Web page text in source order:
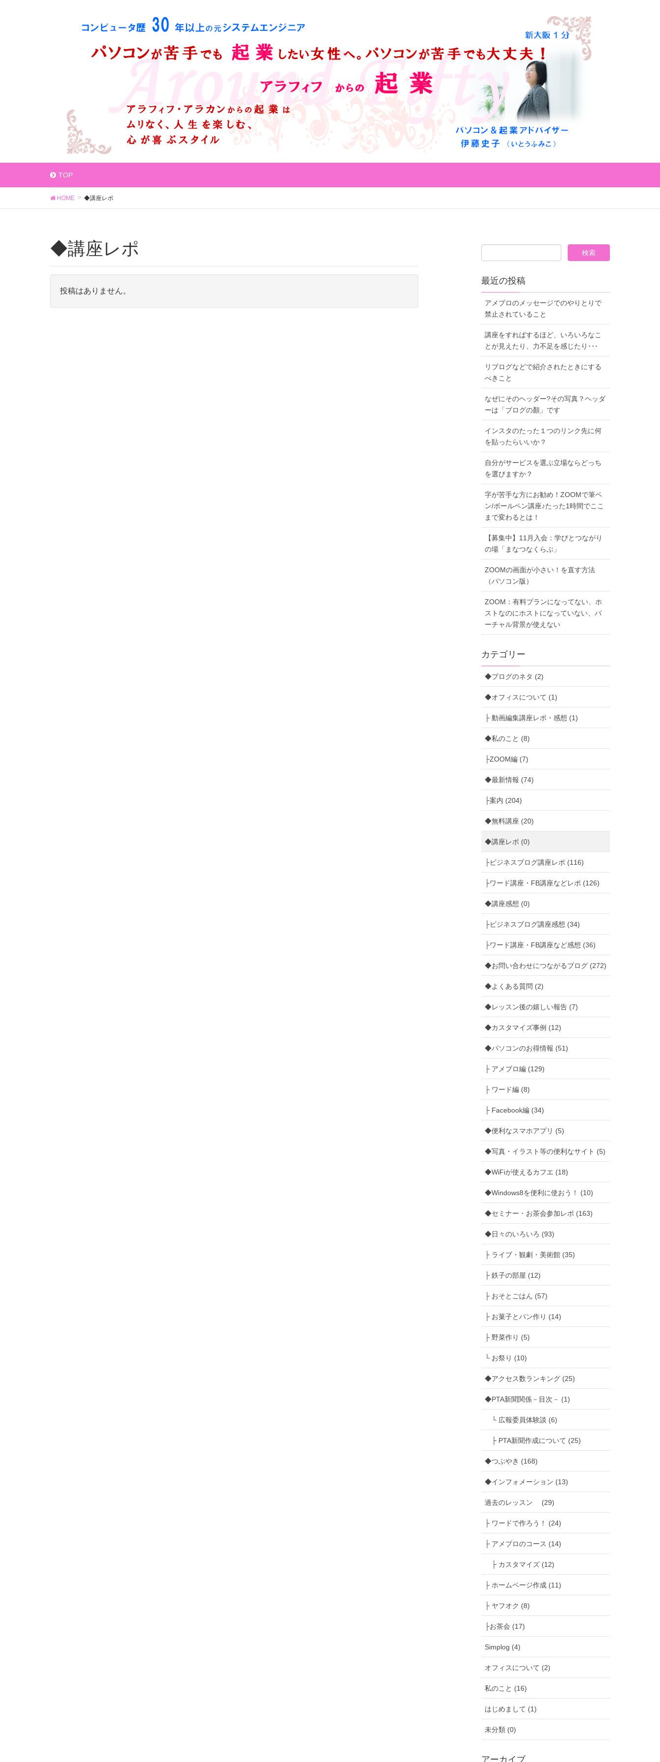
TOP
HOME ◆講座レポ
◆講座レポ
投稿はありません。
最近の投稿
アメブロのメッセージでのやりとりで
禁止されていること
講座をすればするほど、いろいろなこ
とが見えたり、力不足を感じたり･･･
リブログなどで紹介されたときにする
べきこと
なぜにそのヘッダー?その写真？ヘッダ
ーは「ブログの顏」です
インスタのたった１つのリンク先に何
を貼ったらいいか？
自分がサービスを選ぶ立場ならどっち
を選びますか？
字が苦手な方にお勧め！ZOOMで筆ペ
ン/ボールペン講座♪たった1時間でここ
まで変わるとは！
【募集中】11月入会：学びとつながり
の場「まなつなくらぶ」
ZOOMの画面が小さい！を直す方法
（パソコン版）
ZOOM：有料プランになってない、ホ
ストなのにホストになっていない、バ
ーチャル背景が使えない
カテゴリー
◆ブログのネタ (2)
◆オフィスについて (1)
├ 動画編集講座レポ・感想 (1)
◆私のこと (8)
├ZOOM編 (7)
◆最新情報 (74)
├案内 (204)
◆無料講座 (20)
◆講座レポ (0)
├ビジネスブログ講座レポ (116)
├ワード講座・FB講座などレポ (126)
◆講座感想 (0)
├ビジネスブログ講座感想 (34)
├ワード講座・FB講座など感想 (36)
◆お問い合わせにつながるブログ (272)
◆よくある質問 (2)
◆レッスン後の嬉しい報告 (7)
◆カスタマイズ事例 (12)
◆パソコンのお得情報 (51)
├ アメブロ編 (129)
├ ワード編 (8)
├ Facebook編 (34)
◆便利なスマホアプリ (5)
◆写真・イラスト等の便利なサイト (5)
◆WiFiが使えるカフエ (18)
◆Windows8を便利に使おう！ (10)
◆セミナー・お茶会参加レポ (163)
◆日々のいろいろ (93)
├ ライブ・観劇・美術館 (35)
├ 鉄子の部屋 (12)
├ おそとごはん (57)
├ お菓子とパン作り (14)
├ 野菜作り (5)
└ お祭り (10)
◆アクセス数ランキング (25)
◆PTA新聞関係－目次－ (1)
└ 広報委員体験談 (6)
├ PTA新聞作成について (25)
◆つぶやき (168)
◆インフォメーション (13)
過去のレッスン (29)
├ ワードで作ろう！ (24)
├ アメブロのコース (14)
├ カスタマイズ (12)
├ ホームページ作成 (11)
├ ヤフオク (8)
├お茶会 (17)
Simplog (4)
オフィスについて (2)
私のこと (16)
はじめまして (1)
未分類 (0)
アーカイブ